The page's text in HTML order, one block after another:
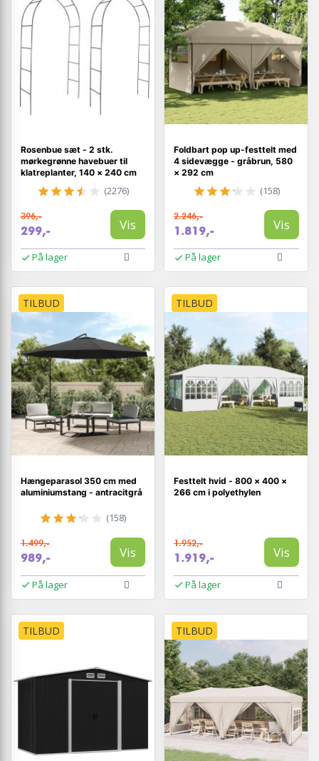
Rosenbue sæt - 2 stk.
mørkegrønne havebuer til
klatreplanter, 140 × 240 cm
(2276)
396,-
299,- Vis
På lager
Foldbart pop up-festtelt med
4 sidevægge - gråbrun, 580
× 292 cm
(158)
2.246,-
1.819,- Vis
På lager
TILBUD
Hængeparasol 350 cm med
aluminiumstang - antracitgrå
(158)
1.499,-
989,- Vis
På lager
TILBUD
Festtelt hvid - 800 × 400 ×
266 cm i polyethylen
1.952,-
1.919,- Vis
På lager
TILBUD TILBUD